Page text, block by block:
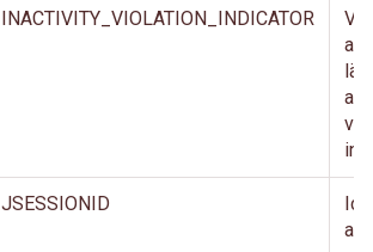
INACTIVITY_VIOLATION_INDICATOR
att
JSESSIONID